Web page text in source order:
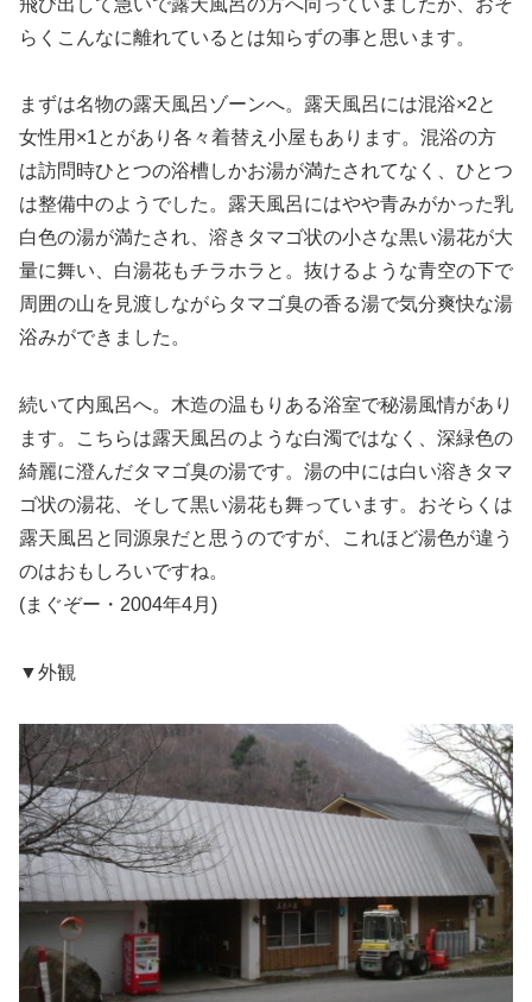
らくこんなに離れているとは知らずの事と思います。
まずは名物の露天風呂ゾーンへ。露天風呂には混浴×2と
女性用×1とがあり各々着替え小屋もあります。混浴の方
は訪問時ひとつの浴槽しかお湯が満たされてなく、ひとつ
は整備中のようでした。露天風呂にはやや青みがかった乳
白色の湯が満たされ、溶きタマゴ状の小さな黒い湯花が大
量に舞い、白湯花もチラホラと。抜けるような青空の下で
周囲の山を見渡しながらタマゴ臭の香る湯で気分爽快な湯
浴みができました。
続いて内風呂へ。木造の温もりある浴室で秘湯風情があり
ます。こちらは露天風呂のような白濁ではなく、深緑色の
綺麗に澄んだタマゴ臭の湯です。湯の中には白い溶きタマ
ゴ状の湯花、そして黒い湯花も舞っています。おそらくは
露天風呂と同源泉だと思うのですが、これほど湯色が違う
のはおもしろいですね。
(まぐぞー・2004年4月)
▼外観